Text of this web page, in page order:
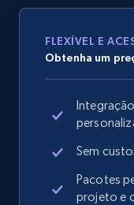
Home Depot
Sku, Product id,
and more.
2.1K+
FLEXÍVEL E
Obtenha um
Sem
Pacotes
projeto e